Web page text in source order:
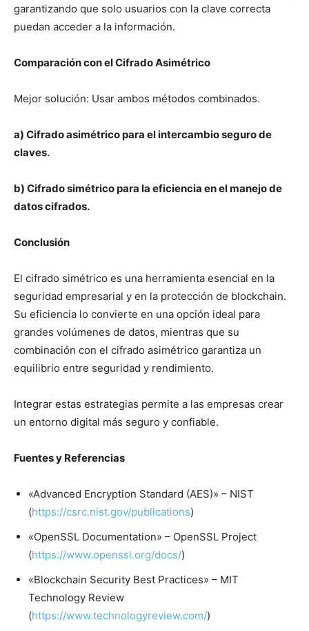
garantizando que solo usuarios con la clave correcta
puedan acceder a la información.
Comparación con el Cifrado Asimétrico
Mejor solución: Usar ambos métodos combinados.
a) Cifrado asimétrico para el intercambio seguro de
claves.
b) Cifrado simétrico para la eficiencia en el manejo de
datos cifrados.
Conclusión
El cifrado simétrico es una herramienta esencial en la
seguridad empresarial y en la protección de blockchain.
Su eficiencia lo convierte en una opción ideal para
grandes volúmenes de datos, mientras que su
combinación con el cifrado asimétrico garantiza un
equilibrio entre seguridad y rendimiento.
Integrar estas estrategias permite a las empresas crear
un entorno digital más seguro y confiable.
Fuentes y Referencias
«Advanced Encryption Standard (AES)» – NIST
(https://csrc.nist.gov/publications)
«OpenSSL Documentation» – OpenSSL Project
(https://www.openssl.org/docs/)
«Blockchain Security Best Practices» – MIT
Technology Review
(https://www.technologyreview.com/)